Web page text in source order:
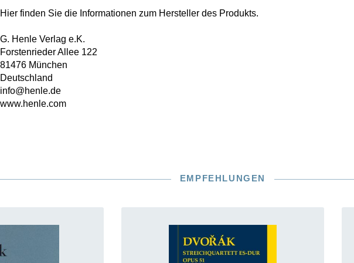
Hier finden Sie die Informationen zum Hersteller des Produkts.
G. Henle Verlag e.K.
Forstenrieder Allee 122
81476 München
Deutschland
info@henle.de
www.henle.com
EMPFEHLUNGEN